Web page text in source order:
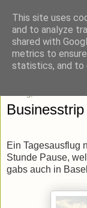
blick-
Ein Tagesausflug
Stunde Pause,
gabs auch in
This site uses
and to analyze
shared with
metrics to
statistics, and to